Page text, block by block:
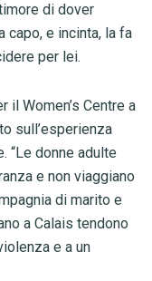
di dover
capo, e incinta, la fa
per lei.
il Women’s Centre a
sull’esperienza
“Le donne adulte
e non viaggiano
di marito e
a Calais tendono
e a un